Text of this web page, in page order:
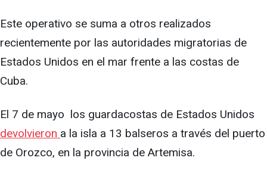
Este operativo se suma a otros realizados
recientemente por las autoridades migratorias de
Estados Unidos en el mar frente a las costas de
Cuba.
El 7 de mayo los guardacostas de Estados Unidos
devolvieron a la isla a 13 balseros a través del puerto
de Orozco, en la provincia de Artemisa.